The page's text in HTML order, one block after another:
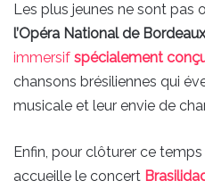
Les plus jeunes ne sont pas
l’Opéra National de Bordeaux
immersif spécialement
chansons brésiliennes qui
musicale et leur envie de
Enfin, pour clôturer ce
accueille le concert